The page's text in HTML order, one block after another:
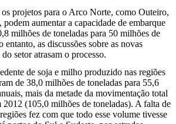
os projetos para o Arco Norte, como Outeiro,
podem aumentar a capacidade de embarque
milhões de toneladas para 50 milhões de
as discussões sobre as novas
setor atrasam o processo.
de soja e milho produzido nas regiões
de 38,0 milhões de toneladas para 55,6
mais da metade da movimentação total
2012 (105,0 milhões de toneladas). A falta de
fez com que todo esse volume tivesse